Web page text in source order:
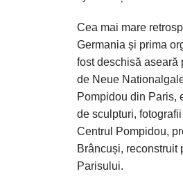
Cea mai mare
Germania și prima
fost deschisă aseară
de Neue
Pompidou din Paris,
de sculpturi,
Centrul Pompidou,
Brâncuși, reconstruit
Parisului.